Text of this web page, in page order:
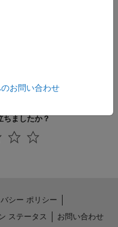
入力の乗算と除算
ちましたか？
お問い合わせ
シー ポリシー
ステータス お問い合わせ